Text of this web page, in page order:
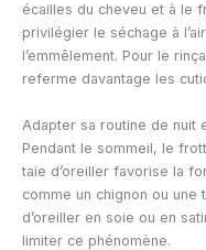
écailles du cheveu et à le
privilégier le séchage à
l’emmêlement. Pour le
referme davantage les
Adapter sa routine de nuit
Pendant le sommeil, le
taie d’oreiller favorise la
comme un chignon ou une
d’oreiller en soie ou en
limiter ce phénomène.